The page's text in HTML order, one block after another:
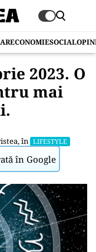
ECONOMIESOCIAL
2023. O
mai
, în LIFESTYLE
în Google